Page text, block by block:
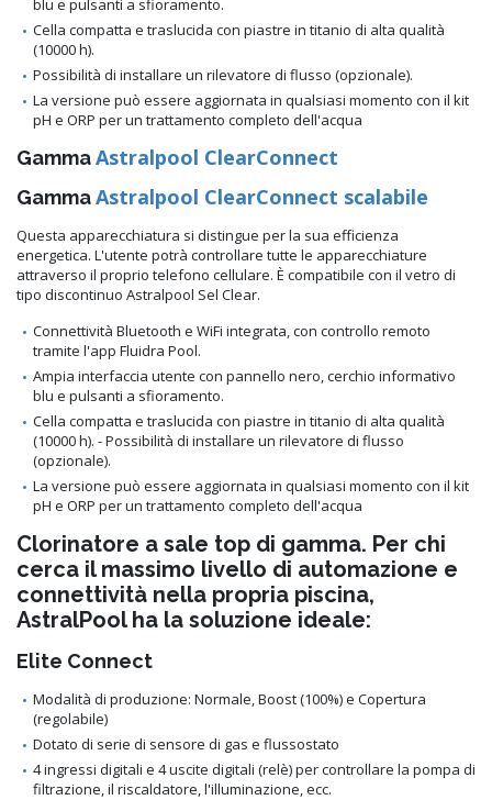
blu e pulsanti a sfioramento.
Cella compatta e traslucida con piastre in titanio di alta qualità
(10000 h).
Possibilità di installare un rilevatore di flusso (opzionale).
La versione può essere aggiornata in qualsiasi momento con il kit
pH e ORP per un trattamento completo dell'acqua
GammaAstralpool ClearConnect
GammaAstralpool ClearConnect scalabile
Questa apparecchiatura si distingue per la sua efficienza
energetica. L'utente potrà controllare tutte le apparecchiature
attraverso il proprio telefono cellulare. È compatibile con il vetro di
tipo discontinuo Astralpool Sel Clear.
Connettività Bluetooth e WiFi integrata, con controllo remoto
tramite l'app Fluidra Pool.
Ampia interfaccia utente con pannello nero, cerchio informativo
blu e pulsanti a sfioramento.
Cella compatta e traslucida con piastre in titanio di alta qualità
(10000 h). - Possibilità di installare un rilevatore di flusso
(opzionale).
La versione può essere aggiornata in qualsiasi momento con il kit
pH e ORP per un trattamento completo dell'acqua
Clorinatore a sale top di gamma. Per chi
cerca il massimo livello di automazione e
connettività nella propria piscina,
AstralPool ha la soluzione ideale:
Elite Connect
Modalità di produzione: Normale, Boost (100%) e Copertura
(regolabile)
Dotato di serie di sensore di gas e flussostato
4 ingressi digitali e 4 uscite digitali (relè) per controllare la pompa di
filtrazione, il riscaldatore, l'illuminazione, ecc.